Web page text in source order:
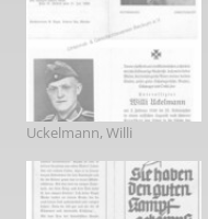
Uckelmann, Willi